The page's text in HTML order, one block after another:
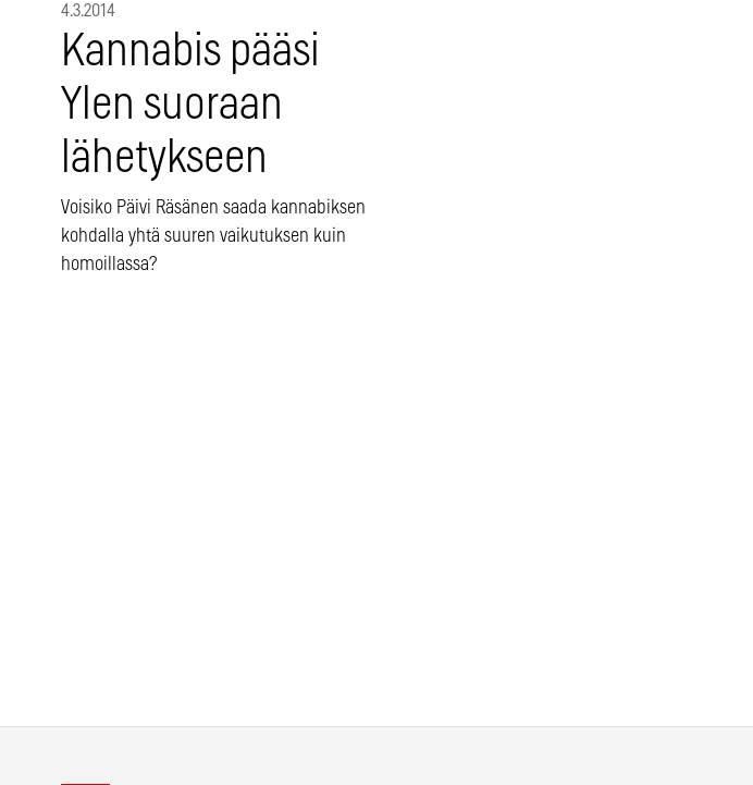
4.3.2014
Kannabis pääsi
Ylen suoraan
lähetykseen
Voisiko Päivi Räsänen saada kannabiksen
kohdalla yhtä suuren vaikutuksen kuin
homoillassa?